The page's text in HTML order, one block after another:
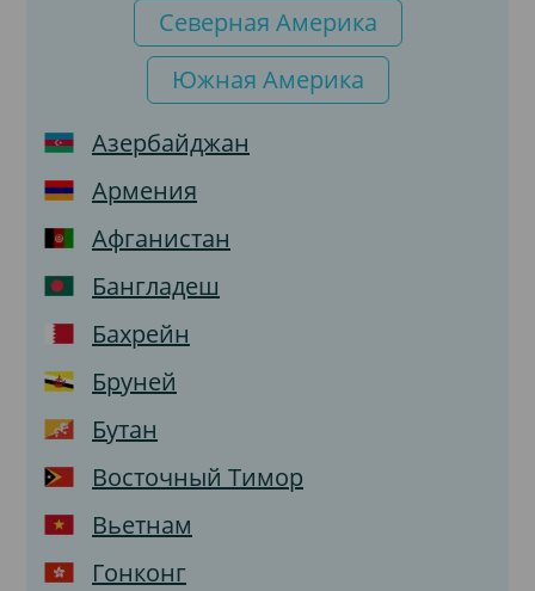
Северная Америка
Южная Америка
Азербайджан
Армения
Афганистан
Бангладеш
Бахрейн
Бруней
Бутан
Восточный Тимор
Вьетнам
Гонконг